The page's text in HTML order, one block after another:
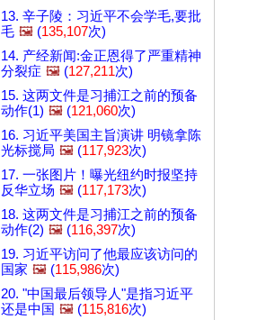
13. 辛子陵：习近平不会学毛,要批
毛 🖼️ (135,107次)
14. 产经新闻:金正恩得了严重精神
分裂症 🖼️ (127,211次)
15. 这两文件是习捕江之前的预备
动作(1) 🖼️ (121,060次)
16. 习近平美国主旨演讲 明镜拿陈
光标搅局 🖼️ (117,923次)
17. 一张图片！曝光纽约时报坚持
反华立场 🖼️ (117,173次)
18. 这两文件是习捕江之前的预备
动作(2) 🖼️ (116,397次)
19. 习近平访问了他最应该访问的
国家 🖼️ (115,986次)
20. "中国最后领导人"是指习近平
还是中国 🖼️ (115,816次)